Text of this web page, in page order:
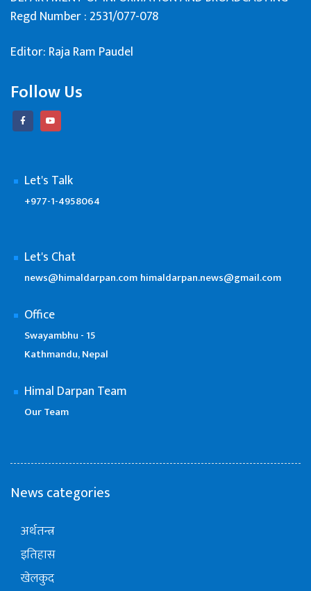
Regd Number : 2531/077-078
Editor: Raja Ram Paudel
Follow Us
Let's Talk
+977-1-4958064
Let's Chat
news@himaldarpan.com himaldarpan.news@gmail.com
Office
Swayambhu - 15
Kathmandu, Nepal
Himal Darpan Team
Our Team
News categories
अर्थतन्त्र
इतिहास
खेलकुद